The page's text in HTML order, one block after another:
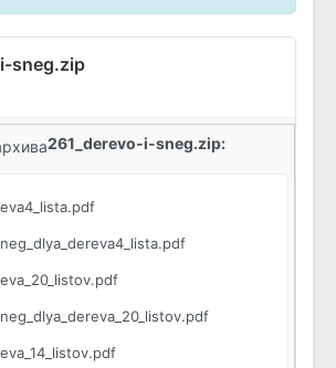
sneg.zip
261_derevo-i-sneg.zip: